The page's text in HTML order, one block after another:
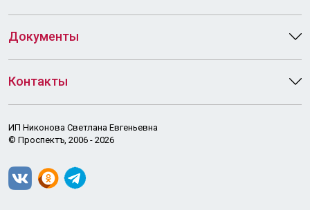
Документы
Контакты
ИП Никонова Светлана Евгеньевна
© Проспектъ, 2006 - 2026